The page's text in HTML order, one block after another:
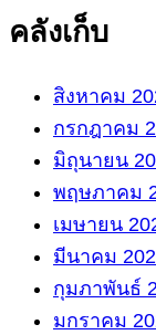
คลังเก็บ
สิงหาคม
กรกฎาคม
มิถุนายน
พฤษภาคม
เมษายน
มีนาคม
กุมภาพันธ์
มกราคม